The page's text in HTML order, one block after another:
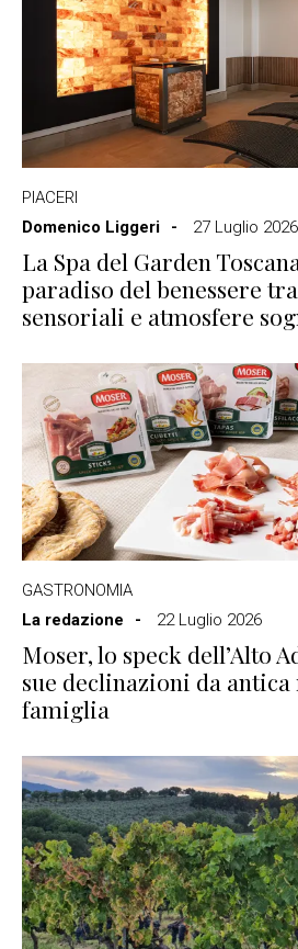
PIACERI
Domenico Liggeri
27 Luglio 2026
La Spa del Garden
paradiso del benessere
sensoriali e atmosfere
GASTRONOMIA
La redazione
22 Luglio 2026
Moser, lo speck dell’Alto
sue declinazioni da
famiglia